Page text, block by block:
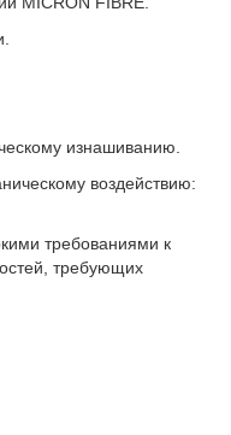
изнашиванию.
воздействию:
требованиями к
требующих